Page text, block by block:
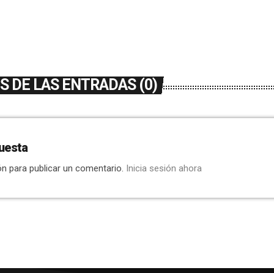
DE LAS ENTRADAS (0)
para publicar un comentario. Inicia sesión ahora